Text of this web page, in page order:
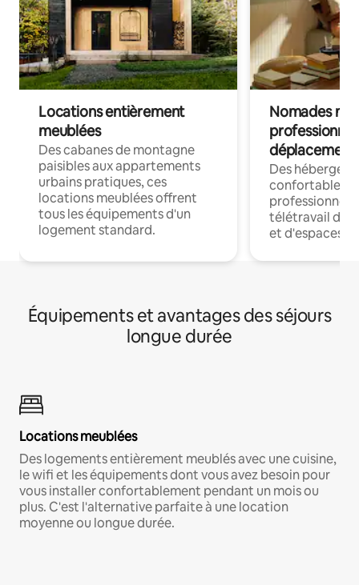
Locations entièrement
meublées
Des cabanes de montagne
paisibles aux appartements
urbains pratiques, ces
locations meublées offrent
tous les équipements d'un
logement standard.
Nomades
déplacement
Des
confortables
professionnels
télétravail
et d'espaces
Équipements et avantages des séjours
longue durée
Locations meublées
Des logements entièrement meublés avec une cuisine,
le wifi et les équipements dont vous avez besoin pour
vous installer confortablement pendant un mois ou
plus. C'est l'alternative parfaite à une location
moyenne ou longue durée.